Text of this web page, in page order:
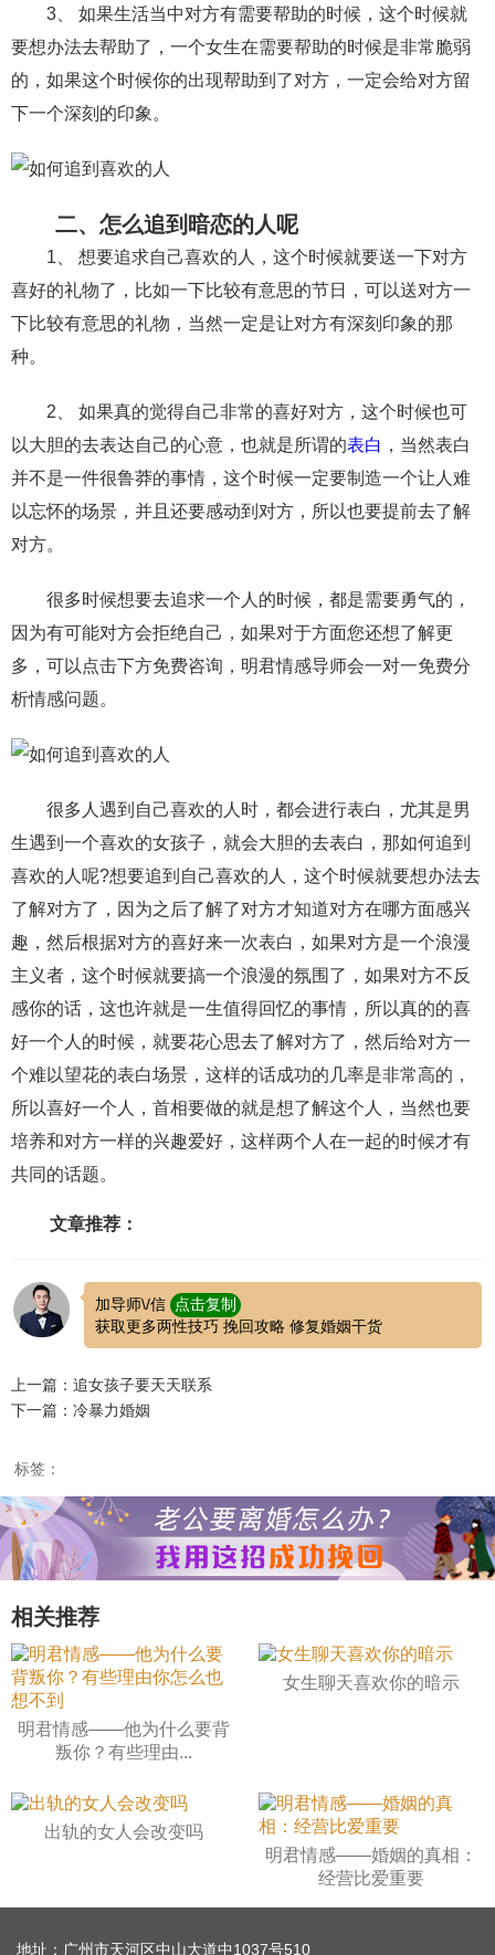
其他
3、 如果生活当中对方有需要帮助的时候，这个时候就
要想办法去帮助了，一个女生在需要帮助的时候是非常脆弱
的，如果这个时候你的出现帮助到了对方，一定会给对方留
下一个深刻的印象。
二、怎么追到暗恋的人呢
1、 想要追求自己喜欢的人，这个时候就要送一下对方
喜好的礼物了，比如一下比较有意思的节日，可以送对方一
下比较有意思的礼物，当然一定是让对方有深刻印象的那
种。
2、 如果真的觉得自己非常的喜好对方，这个时候也可
以大胆的去表达自己的心意，也就是所谓的表白 ，当然表白
并不是一件很鲁莽的事情，这个时候一定要制造一个让人难
以忘怀的场景，并且还要感动到对方，所以也要提前去了解
对方。
很多时候想要去追求一个人的时候，都是需要勇气的，
因为有可能对方会拒绝自己，如果对于方面您还想了解更
多，可以点击下方免费咨询，明君情感导师会一对一免费分
析情感问题。
很多人遇到自己喜欢的人时，都会进行表白，尤其是男
生遇到一个喜欢的女孩子，就会大胆的去表白，那如何追到
喜欢的人呢?想要追到自己喜欢的人，这个时候就要想办法去
了解对方了，因为之后了解了对方才知道对方在哪方面感兴
趣，然后根据对方的喜好来一次表白，如果对方是一个浪漫
主义者，这个时候就要搞一个浪漫的氛围了，如果对方不反
感你的话，这也许就是一生值得回忆的事情，所以真的的喜
好一个人的时候，就要花心思去了解对方了，然后给对方一
个难以望花的表白场景，这样的话成功的几率是非常高的，
所以喜好一个人，首相要做的就是想了解这个人，当然也要
培养和对方一样的兴趣爱好，这样两个人在一起的时候才有
共同的话题。
文章推荐：
加导师\/信
点击复制
获取更多两性技巧 挽回攻略 修复婚姻干货
上一篇：追女孩子要天天联系
下一篇：冷暴力婚姻
标签：
相关推荐
明君情感——他为什么要背
叛你？有些理由...
女生聊天喜欢你的暗示
出轨的女人会改变吗
明君情感——婚姻的真相：
经营比爱重要
地址：广州市天河区中山大道中1037号510